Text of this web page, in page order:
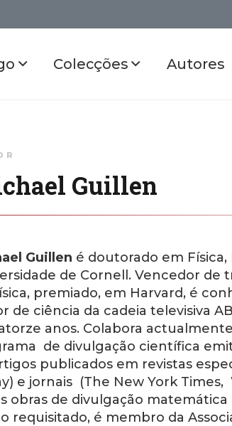
Colecções Autores
Guillen
Guillen é doutorado em
de Cornell. Vencedor de
premiado, em Harvard, é
de ciência da cadeia televisiva
anos. Colabora
de divulgação científica
publicados em revistas
) e jornais (The New York Times,
obras de divulgação
requisitado, é membro da